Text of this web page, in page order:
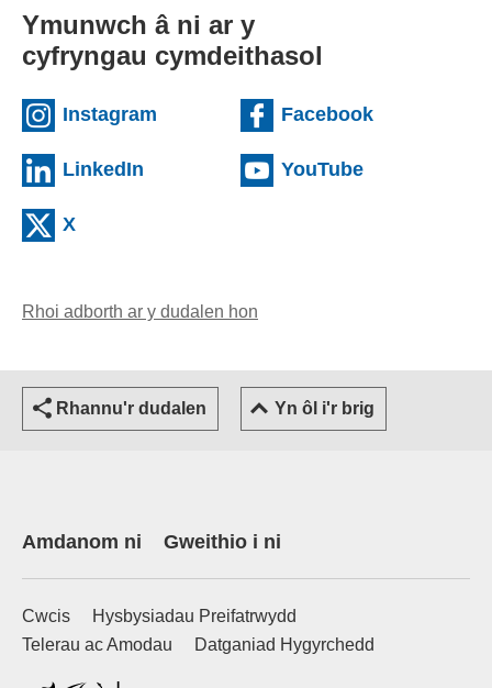
Ymunwch â ni ar y
cyfryngau cymdeithasol
Instagram (external websiteCY)
Facebook(external
LinkedIn (external websiteCY)
YouTube(external
X
Rhoi adborth ar y dudalen hon
Rhannu'r dudalen Yn ôl i'r brig
Amdanom ni Gweithio i ni
Cwcis
Hysbysiadau Preifatrwydd
Telerau ac Amodau
Datganiad Hygyrchedd